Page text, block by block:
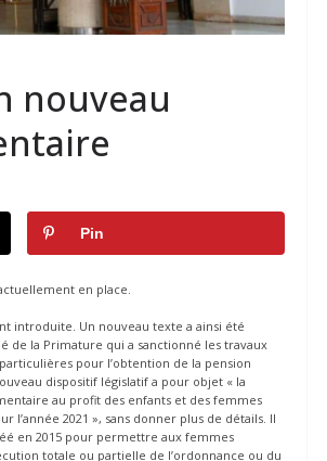
nouveau
Pin
en place.
introduite. Un nouveau texte a ainsi été
la Primature qui a sanctionné les travaux
pour l’obtention de la pension
dispositif législatif a pour objet « la
au profit des enfants et des femmes
2021 », sans donner plus de détails. Il
en 2015 pour permettre aux femmes
totale ou partielle de l’ordonnance ou du